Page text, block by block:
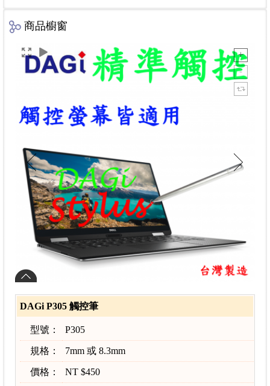
商品櫥窗
DAGi P305 觸控筆
型號： P305
規格： 7mm 或 8.3mm
價格： NT $450